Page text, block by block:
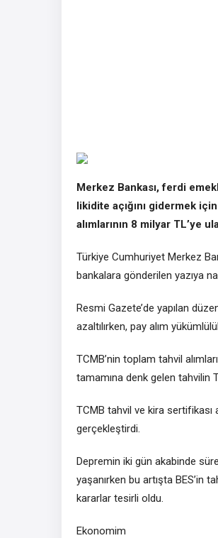
Merkez Bankası, ferdi
likidite açığını gidermek
alımlarının 8 milyar TL’ye
Türkiye Cumhuriyet Merkez
bankalara gönderilen yazıya
Resmi Gazete’de yapılan
azaltılırken, pay alım
TCMB’nin toplam tahvil
tamamına denk gelen tahvilin
TCMB tahvil ve kira sertifikası
gerçekleştirdi.
Depremin iki gün akabinde
yaşanırken bu artışta BES’in
kararlar tesirli oldu.
Ekonomim